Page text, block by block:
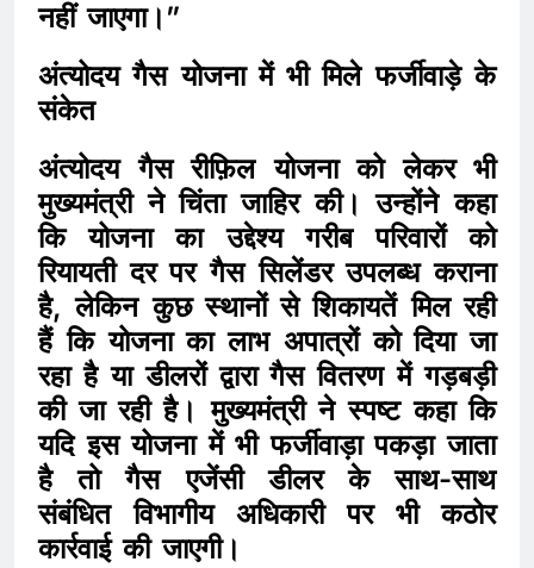
नहीं जाएगा।”
अंत्योदय गैस योजना में भी मिले फर्जीवाड़े के
संकेत
अंत्योदय गैस रीफ़िल योजना को लेकर भी
मुख्यमंत्री ने चिंता जाहिर की। उन्होंने कहा
कि योजना का उद्देश्य गरीब परिवारों को
रियायती दर पर गैस सिलेंडर उपलब्ध कराना
है, लेकिन कुछ स्थानों से शिकायतें मिल रही
हैं कि योजना का लाभ अपात्रों को दिया जा
रहा है या डीलरों द्वारा गैस वितरण में गड़बड़ी
की जा रही है। मुख्यमंत्री ने स्पष्ट कहा कि
यदि इस योजना में भी फर्जीवाड़ा पकड़ा जाता
है तो गैस एजेंसी डीलर के साथ-साथ
संबंधित विभागीय अधिकारी पर भी कठोर
कार्रवाई की जाएगी।